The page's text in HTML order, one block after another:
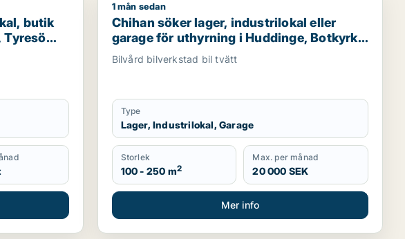
eller Järfälla m.fl.
eller garage till salu i Huddinge, Tyresö eller Nacka m.fl.
butik
Tyresö
Chihan söker lager, industrilokal eller garage för
1 mån sedan
Chihan söker lager, industrilokal eller
garage för uthyrning i Huddinge, Botkyrka
eller Haninge m.fl.
Bilvård bilverkstad bil tvätt
Type
Lager, Industrilokal, Garage
Storlek
100 - 250 m2
Max. per månad
20 000 SEK
Mer info